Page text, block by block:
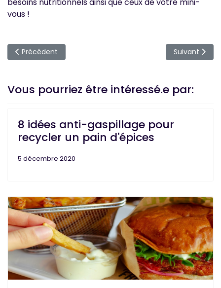
vous !
Article précédent : Est-ce que je peux manger de la
Précédent Article
Suivant
Vous pourriez être intéressé.e par:
8 idées anti-gaspillage pour
recycler un pain d'épices
5 décembre 2020